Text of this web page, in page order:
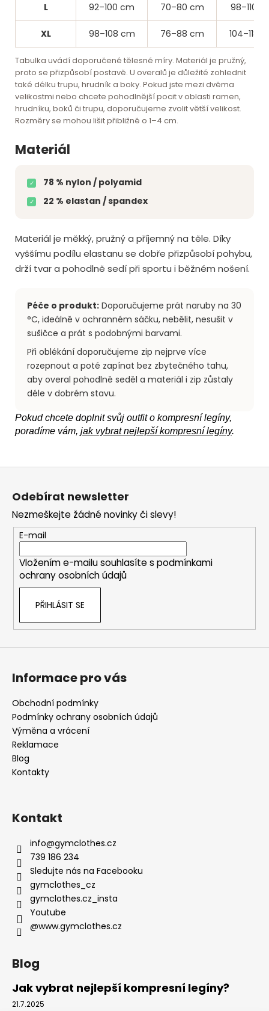
L 92–100 cm 70–80 cm 98–110
XL 98–108 cm 76–88 cm 104–118
Tabulka uvádí doporučené tělesné míry. Materiál je pružný,
proto se přizpůsobí postavě. U overalů je důležité zohlednit
také délku trupu, hrudník a boky. Pokud jste mezi dvěma
velikostmi nebo chcete pohodlnější pocit v oblasti ramen,
hrudníku, boků či trupu, doporučujeme zvolit větší velikost.
Rozměry se mohou lišit přibližně o 1–4 cm.
Materiál
✓ 78 % nylon / polyamid
✓ 22 % elastan / spandex
Materiál je měkký, pružný a příjemný na těle. Díky
vyššímu podílu elastanu se dobře přizpůsobí pohybu,
drží tvar a pohodlně sedí při sportu i běžném nošení.
Péče o produkt: Doporučujeme prát naruby na 30
°C, ideálně v ochranném sáčku, nebělit, nesušit v
sušičce a prát s podobnými barvami.
Při oblékání doporučujeme zip nejprve více
rozepnout a poté zapínat bez zbytečného tahu,
aby overal pohodlně seděl a materiál i zip zůstaly
déle v dobrém stavu.
Pokud chcete doplnit svůj outfit o kompresní legíny,
poradíme vám, jak vybrat nejlepší kompresní legíny.
Z
Odebírat newsletter
Nezmeškejte žádné novinky či slevy!
E-mail
Vložením e-mailu souhlasíte s podmínkami
ochrany osobních údajů
PŘIHLÁSIT SE
Informace pro vás
Obchodní podmínky
Podmínky ochrany osobních údajů
Výměna a vrácení
Reklamace
Blog
Kontakty
Kontakt
info@gymclothes.cz
739 186 234
Sledujte nás na Facebooku
gymclothes_cz
gymclothes.cz_insta
Youtube
@www.gymclothes.cz
Blog
Jak vybrat nejlepší kompresní legíny?
21.7.2025